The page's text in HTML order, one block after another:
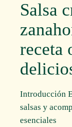
Salsa
receta
Introducción
salsas y
esenciales